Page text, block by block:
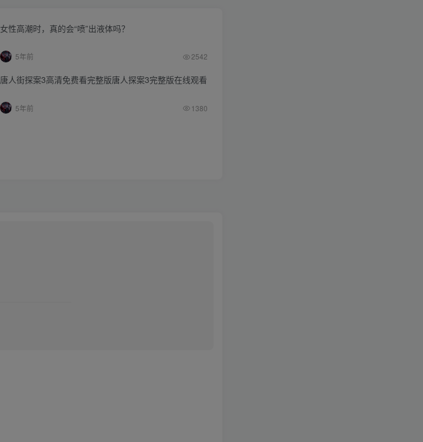
女性高潮时，真的会“喷”出液体吗？
5年前 2542
唐人街探案3高清免费看完整版唐人探案3完整版在线观看
5年前 1380